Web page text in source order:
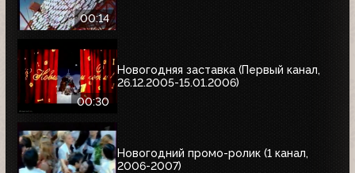
00:14
00:30
Новогодняя заставка (Первый канал,
26.12.2005-15.01.2006)
Новогодний промо-ролик (1 канал,
2006-2007)